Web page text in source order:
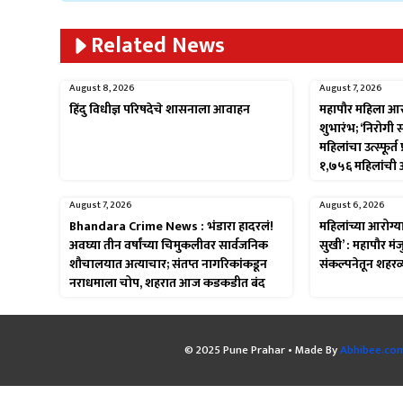
Related News
August 8, 2026
हिंदु विधीज्ञ परिषदेचे शासनाला आवाहन
August 7, 2026
महापौर महिला
शुभारंभ; ‘निरोगी
महिलांचा उत्स्फूर्त
१,७५६ महिलांची
August 7, 2026
Bhandara Crime News : भंडारा हादरलं!
अवघ्या तीन वर्षांच्या चिमुकलीवर सार्वजनिक
शौचालयात अत्याचार; संतप्त नागरिकांकडून
नराधमाला चोप, शहरात आज कडकडीत बंद
August 6, 2026
महिलांच्या
सुखी’ : महापौर
संकल्पनेतून
© 2025 Pune Prahar • Made By